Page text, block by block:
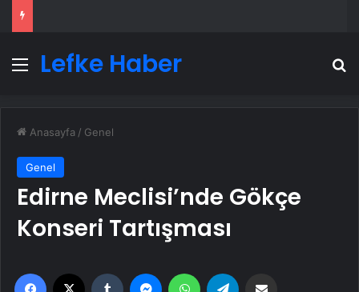
Menü
Lefke Haber
Anasayfa / Genel
Genel
Edirne Meclisi’nde Gökçe
Konseri Tartışması
Facebook Tumblr MessengerWhatsApp